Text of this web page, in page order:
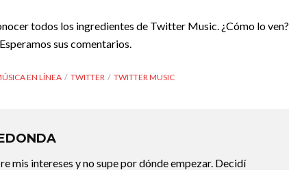
todos los ingredientes de Twitter Music. ¿Cómo lo ven?
sus comentarios.
EN LÍNEA TWITTER TWITTER MUSIC
mis intereses y no supe por dónde empezar. Decidí